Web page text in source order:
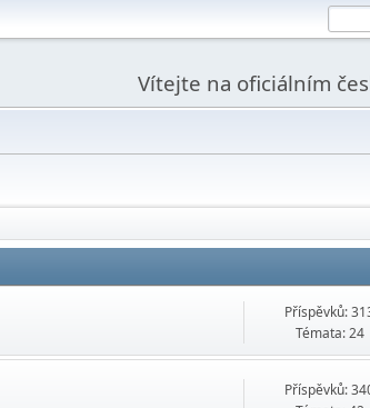
Vítejte na oficiálním
Příspěvků:
Témata: 24
Příspěvků: